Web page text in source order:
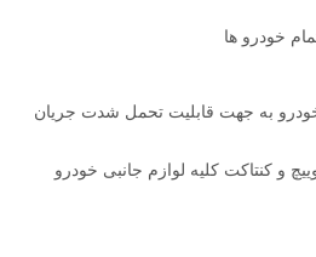
خودرو ها
به جهت قابلیت تحمل شدت جریان
و کنتاکت کلیه لوازم جانبی خودرو